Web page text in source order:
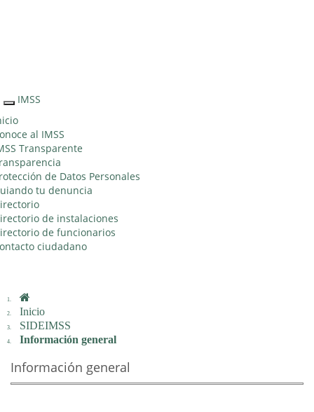
Interruptor
de
Navegación
IMSS
al IMSS
Transparente
de Datos Personales
tu denuncia
de instalaciones
de funcionarios
ciudadano
Inicio
SIDEIMSS
Información general
Información general